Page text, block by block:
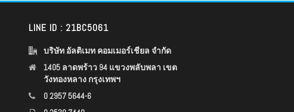
LINE ID : 21BC5061
บริษัท อัลติเมท คอมเมอร์เชียล จำกัด
1405 ลาดพร้าว 94 แขวงพลับพลา เขต
วังทองหลาง กรุงเทพฯ
0 2957 5644-6